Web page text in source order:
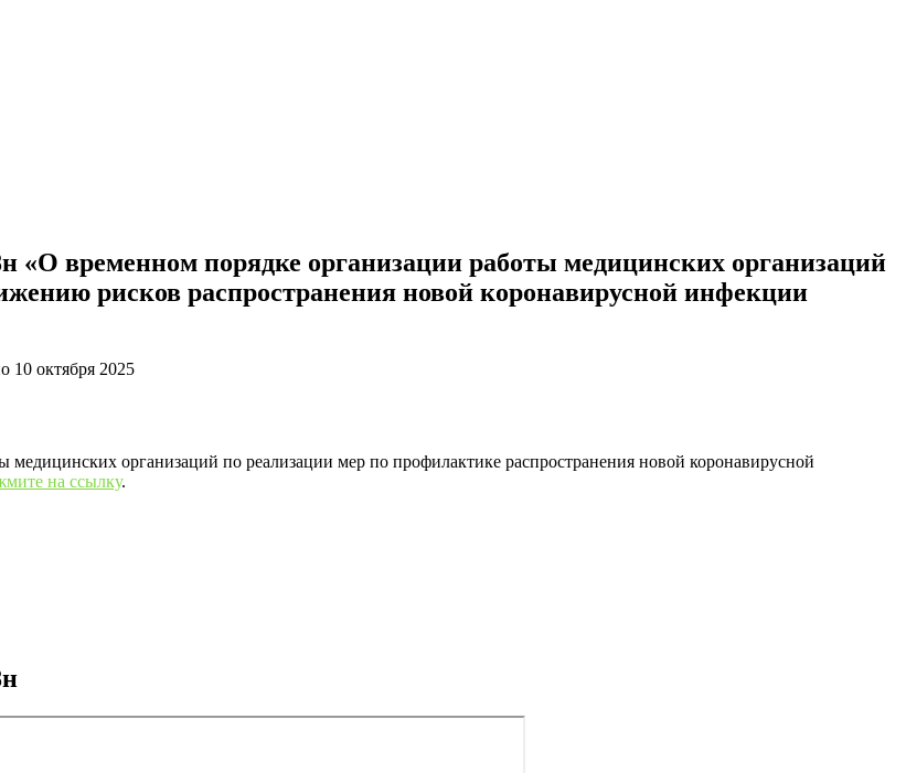
«О временном порядке организации работы медицинских организаций
рисков распространения новой коронавирусной инфекции
10 октября 2025
организаций по реализации мер по профилактике распространения новой коронавирусной
на ссылку.